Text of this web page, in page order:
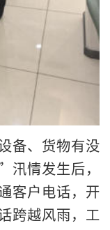
备、货物有没
情发生后，
客户电话，开
跨越风雨，工